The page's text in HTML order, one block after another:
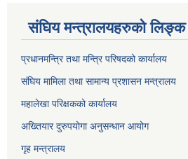
संघिय मन्त्रालयहरुको लिङ्‍क
प्रधानमन्त्रि तथा मन्त्रि परिषदको कार्यालय
संघिय मामिला तथा सामान्य प्रशासन मन्त्रालय
महालेखा परिक्षकको कार्यालय
अख्तियार दुरुपयोगा अनुसन्धान आयोग
गृह मन्त्रालय